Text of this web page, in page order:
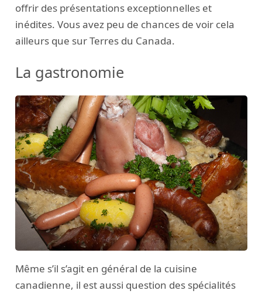
offrir des présentations exceptionnelles et
inédites. Vous avez peu de chances de voir cela
ailleurs que sur Terres du Canada.
La gastronomie
Même s’il s’agit en général de la cuisine
canadienne, il est aussi question des spécialités